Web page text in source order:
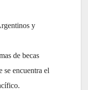
y
de becas
se encuentra el